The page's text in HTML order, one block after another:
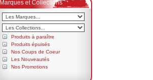
Marques et Collections
Produits à paraître
Produits épuisés
Nos Coups de Coeur
Les Nouveautés
Nos Promotions